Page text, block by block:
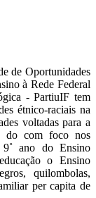
de Oportunidades
à Rede Federal
- PartiuIF tem
étnico-raciais na
voltadas para a
do com foco nos
9˚ ano do Ensino
o Ensino
quilombolas,
per capita de